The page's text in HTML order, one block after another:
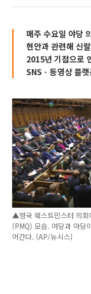
매주 수요일 야당
현안과 관련해 신
2015년 기점으로
SNSㆍ동영상 플
▲영국 웨스트민스터 의회
(PMQ) 모습. 여당과 야당
어간다. (AP/뉴시스)